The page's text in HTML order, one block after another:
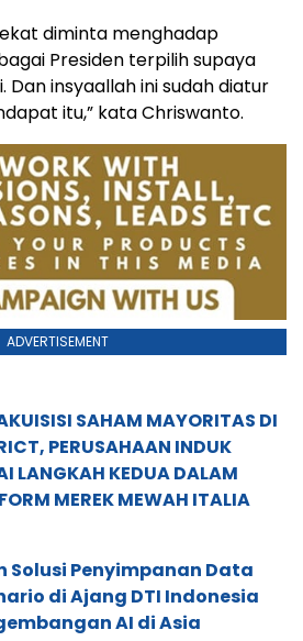
diminta menghadap
Presiden terpilih supaya
Dan insyaallah ini sudah diatur
itu,” kata Chriswanto.
ADVERTISEMENT
SAHAM MAYORITAS DI
PERUSAHAAN INDUK
LANGKAH KEDUA DALAM
MEREK MEWAH ITALIA
Solusi Penyimpanan Data
di Ajang DTI Indonesia
AI di Asia